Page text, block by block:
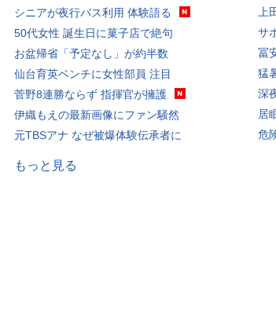
シニアが夜行バス利用 体験語る
50代女性 誕生日に菓子店で絶句
お盆帰省「予定なし」が約半数
仙台育英ベンチに女性部員 注目
菅野8連勝ならず 指揮官が擁護
伊織もえの最新画像にファン騒然
元TBSアナ なぜ被爆体験伝承者に
サ
冨
猛
深
居
危
もっと見る